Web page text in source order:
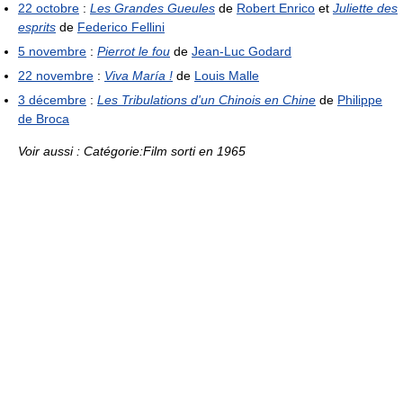
22 octobre : Les Grandes Gueules de Robert Enrico et Juliette des
esprits de Federico Fellini
5 novembre : Pierrot le fou de Jean-Luc Godard
22 novembre : Viva María ! de Louis Malle
3 décembre : Les Tribulations d'un Chinois en Chine de Philippe
de Broca
Voir aussi : Catégorie:Film sorti en 1965